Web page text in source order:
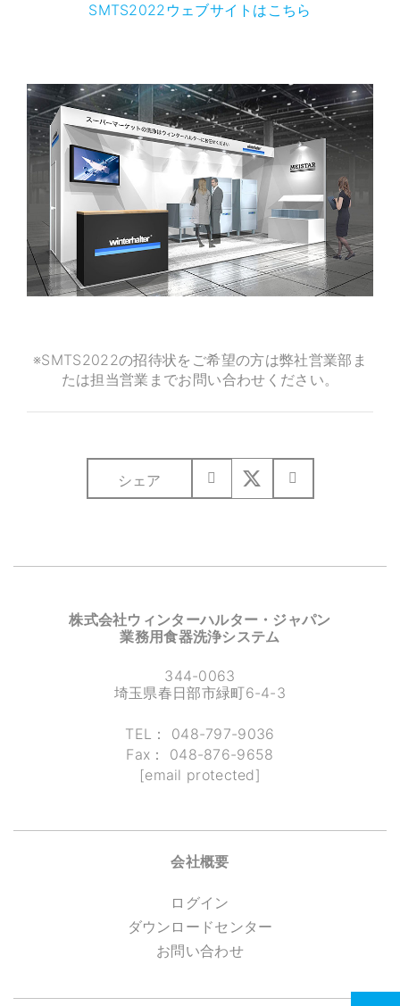
SMTS2022ウェブサイトはこちら
※SMTS2022の招待状をご希望の方は弊社営業部ま
たは担当営業までお問い合わせください。
シェア
株式会社ウィンターハルター・ジャパン
業務用食器洗浄システム
344-0063
埼玉県春日部市緑町6-4-3
TEL： 048-797-9036
Fax： 048-876-9658
[email protected]
会社概要
ログイン
ダウンロードセンター
お問い合わせ